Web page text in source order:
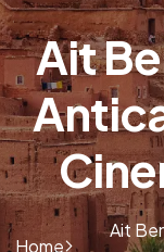
Ait
Home
Ait